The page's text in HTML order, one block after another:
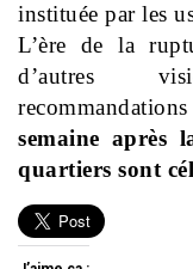
instituée par les
L’ère de la
d’autres
semaine après
quartiers sont